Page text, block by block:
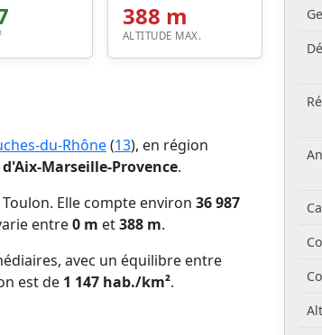
388 m
ALTITUDE MAX.
du-Rhône(13), en région
Marseille-Provence.
Elle compte environ 36 987
entre0 m et388 m.
avec un équilibre entre
est de 1 147 hab./km².